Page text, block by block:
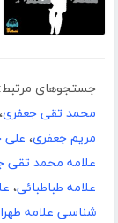
جستجوهای مرتبط:
محمد تقی جعفری
مریم جعفری، علی
علامه محمد تقی
علامه طباطبائی،
شناسی علامه